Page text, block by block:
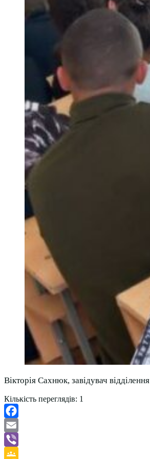
Вікторія Сахнюк, завідувач відділення
Кількість переглядів: 1
Facebook
Email
Viber